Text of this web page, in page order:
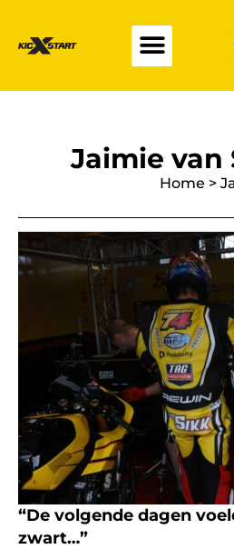
Home >
Jaimie van
“De volgende dagen
zwart…”